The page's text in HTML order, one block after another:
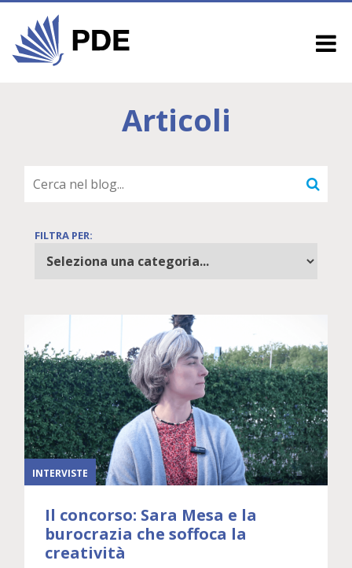
Articoli
FILTRA PER:
INTERVISTE
Il concorso: Sara Mesa e la
burocrazia che soffoca la
creatività